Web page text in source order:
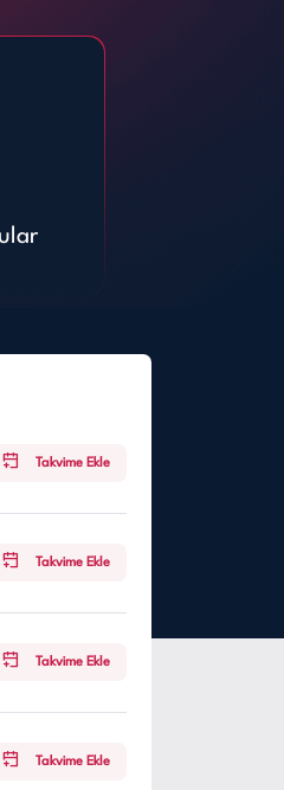
Takvime Ekle
Takvime Ekle
Takvime Ekle
Takvime Ekle